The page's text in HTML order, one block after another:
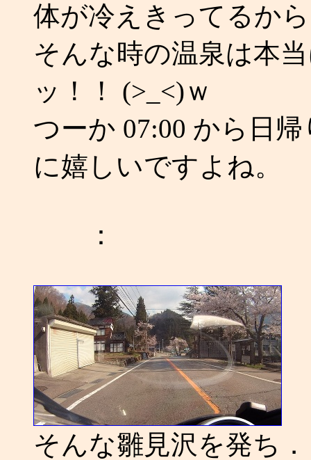
体が冷えきってるか
そんな時の温泉は本
ッ！！ (>_<)ｗ
つーか 07:00 から日
に嬉しいですよね。
：
そんな雛見沢を発ち